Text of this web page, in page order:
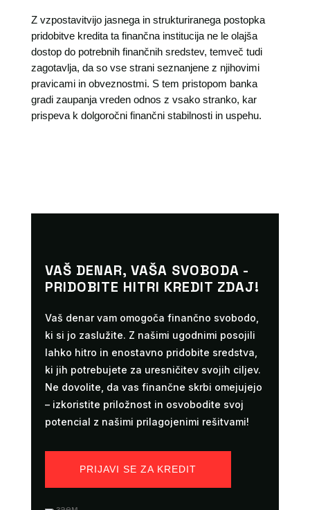
Z vzpostavitvijo jasnega in strukturiranega postopka
pridobitve kredita ta finančna institucija ne le olajša
dostop do potrebnih finančnih sredstev, temveč tudi
zagotavlja, da so vse strani seznanjene z njihovimi
pravicami in obveznostmi. S tem pristopom banka
gradi zaupanja vreden odnos z vsako stranko, kar
prispeva k dolgoročni finančni stabilnosti in uspehu.
VAŠ DENAR, VAŠA SVOBODA -
PRIDOBITE HITRI KREDIT ZDAJ!
Vaš denar vam omogoča finančno svobodo,
ki si jo zaslužite. Z našimi ugodnimi posojili
lahko hitro in enostavno pridobite sredstva,
ki jih potrebujete za uresničitev svojih ciljev.
Ne dovolite, da vas finančne skrbi omejujejo
– izkoristite priložnost in osvobodite svoj
potencial z našimi prilagojenimi rešitvami!
PRIJAVI SE ZA KREDIT